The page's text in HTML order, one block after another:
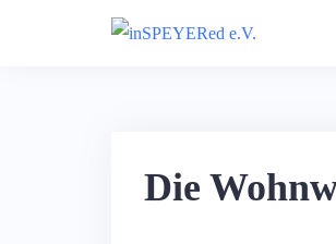
Die